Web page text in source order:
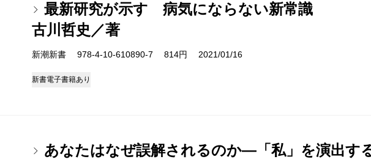
最新研究が示す 病気にならない新常識
古川哲史／著
新潮新書 978-4-10-610890-7 814円 2021/01/16
新書電子書籍あり
あなたはなぜ誤解されるのか―「私」を演出す